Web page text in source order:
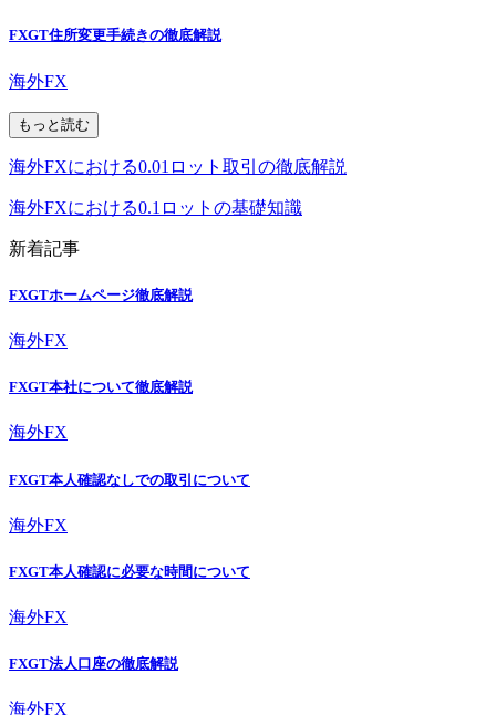
FXGT住所変更手続きの徹底解説
海外FX
もっと読む
海外FXにおける0.01ロット取引の徹底解説
海外FXにおける0.1ロットの基礎知識
新着記事
FXGTホームページ徹底解説
海外FX
FXGT本社について徹底解説
海外FX
FXGT本人確認なしでの取引について
海外FX
FXGT本人確認に必要な時間について
海外FX
FXGT法人口座の徹底解説
海外FX